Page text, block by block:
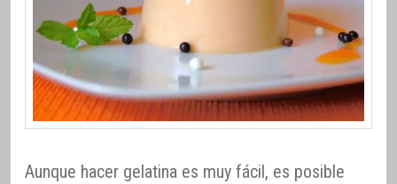
Aunque hacer gelatina es muy fácil, es posible